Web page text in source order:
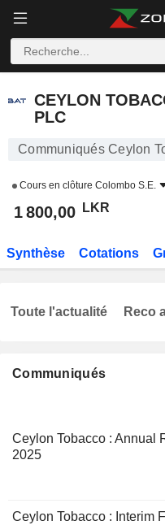
CEYLON
PLC
Communiqués Ceylon
Cours en clôture Colombo S.E.
1 800,00 LKR
Synthèse Cotations
Communiqués
Ceylon Tobacco : Annual
2025
Ceylon Tobacco : Interim
Toute l'actualité Reco